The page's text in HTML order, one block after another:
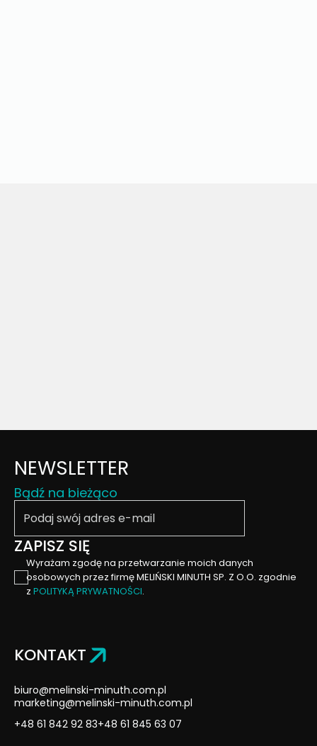
NEWSLETTER
Bądź na bieżąco
ZAPISZ SIĘ
Wyrażam zgodę na przetwarzanie moich danych
osobowych przez firmę MELIŃSKI MINUTH SP. Z O.O. zgodnie
z POLITYKĄ PRYWATNOŚCI.
KONTAKT
biuro@melinski-minuth.com.pl
marketing@melinski-minuth.com.pl
+48 61 842 92 83+48 61 845 63 07